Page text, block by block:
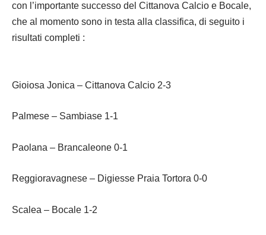
con l’importante successo del Cittanova Calcio e Bocale,
che al momento sono in testa alla classifica, di seguito i
risultati completi :
Gioiosa Jonica – Cittanova Calcio 2-3
Palmese – Sambiase 1-1
Paolana – Brancaleone 0-1
Reggioravagnese – Digiesse Praia Tortora 0-0
Scalea – Bocale 1-2